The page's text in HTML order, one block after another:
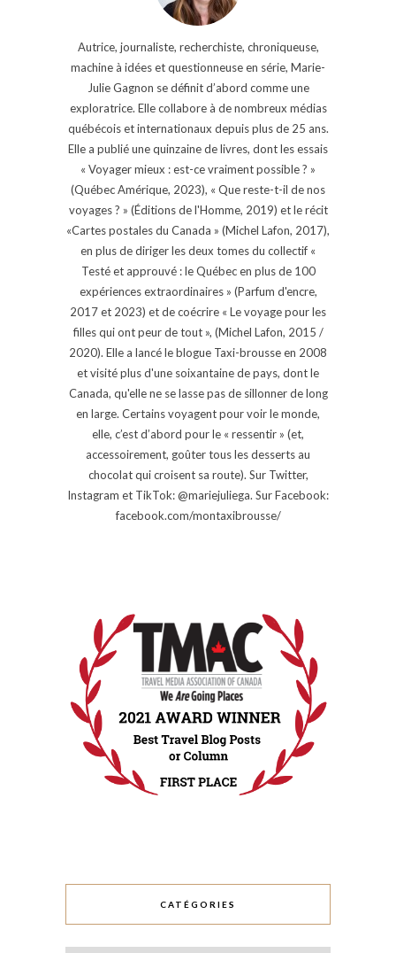
Autrice, journaliste, recherchiste, chroniqueuse,
machine à idées et questionneuse en série, Marie-
Julie Gagnon se définit d’abord comme une
exploratrice. Elle collabore à de nombreux médias
québécois et internationaux depuis plus de 25 ans.
Elle a publié une quinzaine de livres, dont les essais
« Voyager mieux : est-ce vraiment possible ? »
(Québec Amérique, 2023), « Que reste-t-il de nos
voyages ? » (Éditions de l'Homme, 2019) et le récit
«Cartes postales du Canada » (Michel Lafon, 2017),
en plus de diriger les deux tomes du collectif «
Testé et approuvé : le Québec en plus de 100
expériences extraordinaires » (Parfum d'encre,
2017 et 2023) et de coécrire « Le voyage pour les
filles qui ont peur de tout », (Michel Lafon, 2015 /
2020). Elle a lancé le blogue Taxi-brousse en 2008
et visité plus d'une soixantaine de pays, dont le
Canada, qu'elle ne se lasse pas de sillonner de long
en large. Certains voyagent pour voir le monde,
elle, c’est d’abord pour le « ressentir » (et,
accessoirement, goûter tous les desserts au
chocolat qui croisent sa route). Sur Twitter,
Instagram et TikTok: @mariejuliega. Sur Facebook:
facebook.com/montaxibrousse/
CATÉGORIES